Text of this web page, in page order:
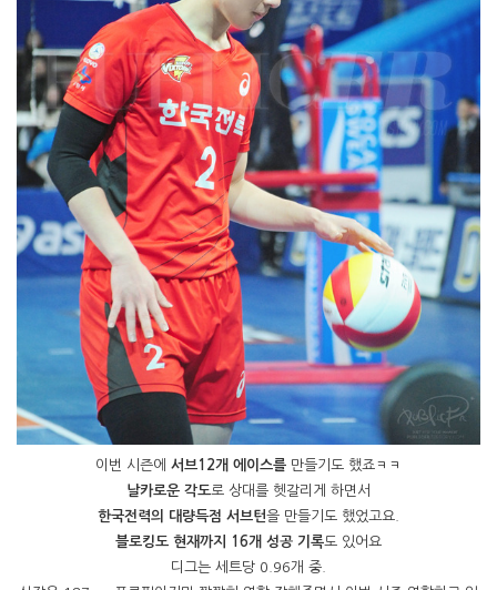
이번 시즌에 서브12개 에이스를 만들기도 했죠ㅋㅋ
날카로운 각도로 상대를 헷갈리게 하면서
한국전력의 대량득점 서브턴을 만들기도 했었고요.
블로킹도 현재까지 16개 성공 기록도 있어요
디그는 세트당 0.96개 중.